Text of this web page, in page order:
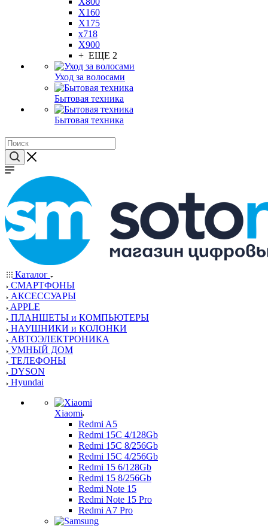
X160
X175
x718
X900
+ ЕЩЕ 2
Уход за волосами
Бытовая техника
Бытовая техника
Каталог
СМАРТФОНЫ
АКСЕССУАРЫ
APPLE
ПЛАНШЕТЫ и КОМПЬЮТЕРЫ
НАУШНИКИ и КОЛОНКИ
АВТОЭЛЕКТРОНИКА
УМНЫЙ ДОМ
ТЕЛЕФОНЫ
DYSON
Hyundai
Xiaomi
Redmi A5
Redmi 15C 4/128Gb
Redmi 15C 8/256Gb
Redmi 15C 4/256Gb
Redmi 15 6/128Gb
Redmi 15 8/256Gb
Redmi Note 15
Redmi Note 15 Pro
Redmi A7 Pro